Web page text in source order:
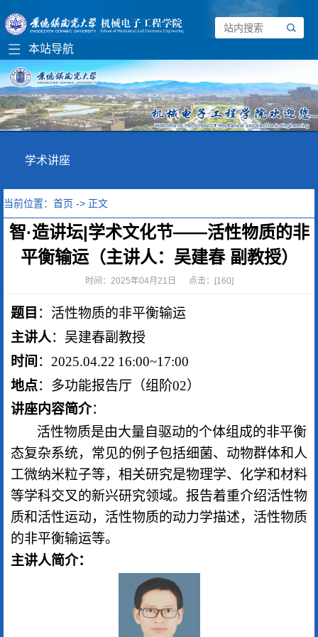
学术讲座
当前位置： 首页 -> 正文
智·造讲坛|学术文化节——活性物质的非
平衡输运（主讲人：吴建春 副教授）
时间：2025年04月21日 点击：[160]
题目 ： 活性物质的非平衡输运
主讲人： 吴建春副教授
时间 ： 2025.04.22 16:00~17:00
地点： 多功能报告厅（组阶02）
讲座内容简介：
活性物质是由大量自驱动的个体组成的非平衡
态复杂系统，常见的例子包括细菌、动物群体和人
工微纳米粒子等，相关研究是物理学、化学和材料
等学科交叉的新兴研究领域。报告着重介绍活性物
质和活性运动，活性物质的动力学描述，活性物质
的非平衡输运等。
主讲人简介：